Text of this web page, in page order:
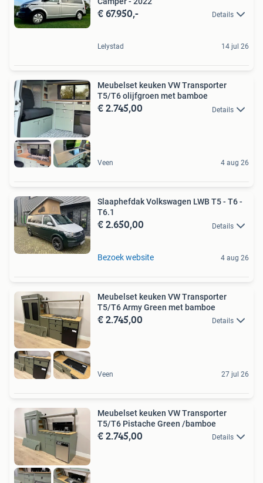
€ 67.950,- Details
Lelystad 14 jul 26
Meubelset keuken VW Transporter
T5/T6 olijfgroen met bamboe
€ 2.745,00 Details
Veen 4 aug 26
Slaaphefdak Volkswagen LWB T5 - T6 -
T6.1
€ 2.650,00 Details
Bezoek website 4 aug 26
Meubelset keuken VW Transporter
T5/T6 Army Green met bamboe
€ 2.745,00 Details
Veen 27 jul 26
Meubelset keuken VW Transporter
T5/T6 Pistache Green /bamboe
€ 2.745,00 Details